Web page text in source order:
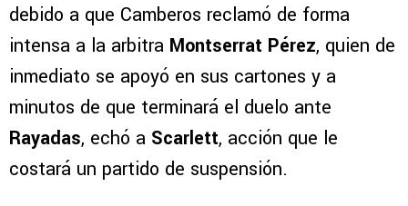
debido a que Camberos reclamó de forma
intensa a la arbitra Montserrat Pérez, quien de
inmediato se apoyó en sus cartones y a
minutos de que terminará el duelo ante
Rayadas, echó a Scarlett, acción que le
costará un partido de suspensión.